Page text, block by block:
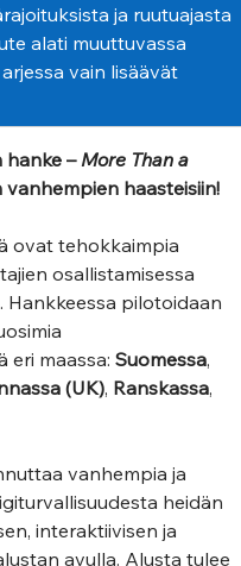
ja ruutuajasta
alati muuttuvassa
vain lisäävät
hanke – More Than a
haasteisiin!
ovat tehokkaimpia
osallistamisessa
pilotoidaan
eri maassa: Suomessa,
(UK), Ranskassa,
vanhempia ja
heidän
interaktiivisen ja
avulla. Alusta tulee